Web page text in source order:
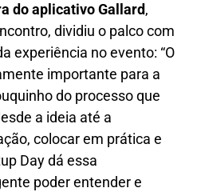
do aplicativo Gallard,
dividiu o palco com
experiência no evento: “O
importante para a
do processo que
a ideia até a
colocar em prática e
Day dá essa
poder entender e